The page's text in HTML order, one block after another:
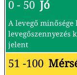
0 - 50 Jó
A levegő
levegőszennyezés
jelent
51 -100